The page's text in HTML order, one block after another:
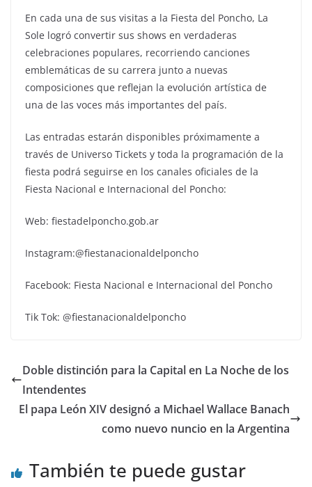
En cada una de sus visitas a la Fiesta del Poncho, La
Sole logró convertir sus shows en verdaderas
celebraciones populares, recorriendo canciones
emblemáticas de su carrera junto a nuevas
composiciones que reflejan la evolución artística de
una de las voces más importantes del país.
Las entradas estarán disponibles próximamente a
través de Universo Tickets y toda la programación de la
fiesta podrá seguirse en los canales oficiales de la
Fiesta Nacional e Internacional del Poncho:
Web: fiestadelponcho.gob.ar
Instagram:@fiestanacionaldelponcho
Facebook: Fiesta Nacional e Internacional del Poncho
Tik Tok: @fiestanacionaldelponcho
Doble distinción para la Capital en La Noche de los
Intendentes
El papa León XIV designó a Michael Wallace Banach
como nuevo nuncio en la Argentina
También te puede gustar